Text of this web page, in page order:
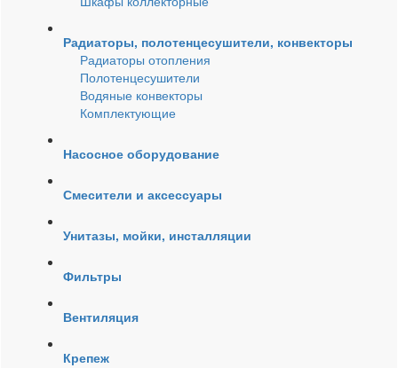
Радиаторы, полотенцесушители, конвекторы
Радиаторы отопления
Полотенцесушители
Водяные конвекторы
Комплектующие
Насосное оборудование
Смесители и аксессуары
Унитазы, мойки, инсталляции
Фильтры
Вентиляция
Крепеж